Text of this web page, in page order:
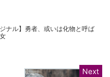
ジナル】勇者、或いは化物と呼ば